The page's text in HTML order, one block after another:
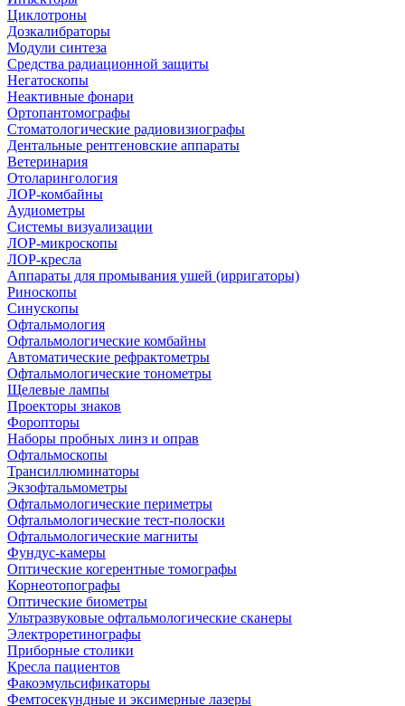
Циклотроны
Дозкалибраторы
Модули синтеза
Средства радиационной защиты
Негатоскопы
Неактивные фонари
Ортопантомографы
Стоматологические радиовизиографы
Дентальные рентгеновские аппараты
Ветеринария
Отоларингология
ЛОР-комбайны
Аудиометры
Системы визуализации
ЛОР-микроскопы
ЛОР-кресла
Аппараты для промывания ушей (ирригаторы)
Риноскопы
Синускопы
Офтальмология
Офтальмологические комбайны
Автоматические рефрактометры
Офтальмологические тонометры
Щелевые лампы
Проекторы знаков
Форопторы
Наборы пробных линз и оправ
Офтальмоскопы
Трансиллюминаторы
Экзофтальмометры
Офтальмологические периметры
Офтальмологические тест-полоски
Офтальмологические магниты
Фундус-камеры
Оптические когерентные томографы
Корнеотопографы
Оптические биометры
Ультразвуковые офтальмологические сканеры
Электроретинографы
Приборные столики
Кресла пациентов
Факоэмульсификаторы
Фемтосекундные и эксимерные лазеры